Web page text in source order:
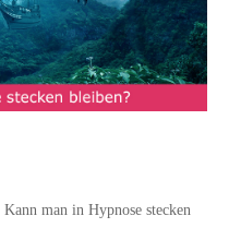
Kann man in Hypnose stecken